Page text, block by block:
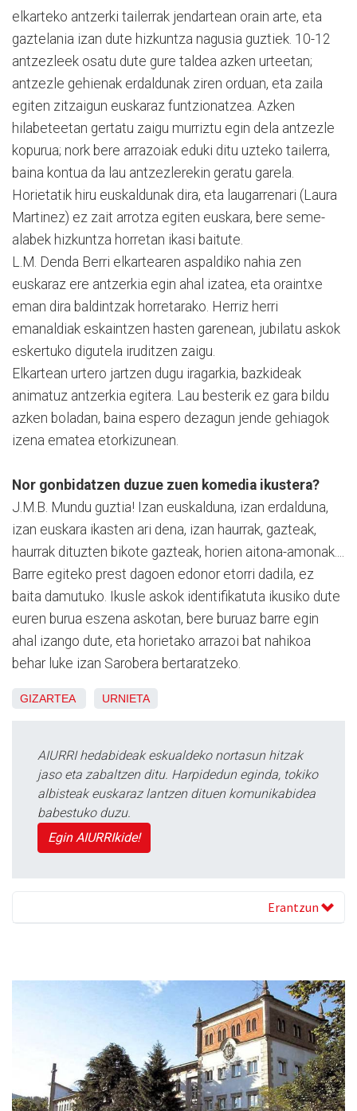
elkarteko antzerki tailerrak jendartean orain arte, eta
gaztelania izan dute hizkuntza nagusia guztiek. 10-12
antzezleek osatu dute gure taldea azken urteetan;
antzezle gehienak erdaldunak ziren orduan, eta zaila
egiten zitzaigun euskaraz funtzionatzea. Azken
hilabeteetan gertatu zaigu murriztu egin dela antzezle
kopurua; nork bere arrazoiak eduki ditu uzteko tailerra,
baina kontua da lau antzezlerekin geratu garela.
Horietatik hiru euskaldunak dira, eta laugarrenari (Laura
Martinez) ez zait arrotza egiten euskara, bere seme-
alabek hizkuntza horretan ikasi baitute.
L.M. Denda Berri elkartearen aspaldiko nahia zen
euskaraz ere antzerkia egin ahal izatea, eta oraintxe
eman dira baldintzak horretarako. Herriz herri
emanaldiak eskaintzen hasten garenean, jubilatu askok
eskertuko digutela iruditzen zaigu.
Elkartean urtero jartzen dugu iragarkia, bazkideak
animatuz antzerkia egitera. Lau besterik ez gara bildu
azken boladan, baina espero dezagun jende gehiagok
izena ematea etorkizunean.
Nor gonbidatzen duzue zuen komedia ikustera?
J.M.B. Mundu guztia! Izan euskalduna, izan erdalduna,
izan euskara ikasten ari dena, izan haurrak, gazteak,
haurrak dituzten bikote gazteak, horien aitona-amonak....
Barre egiteko prest dagoen edonor etorri dadila, ez
baita damutuko. Ikusle askok identifikatuta ikusiko dute
euren burua eszena askotan, bere buruaz barre egin
ahal izango dute, eta horietako arrazoi bat nahikoa
behar luke izan Sarobera bertaratzeko.
GIZARTEA URNIETA
AIURRI hedabideak eskualdeko nortasun hitzak
jaso eta zabaltzen ditu. Harpidedun eginda, tokiko
albisteak euskaraz lantzen dituen komunikabidea
babestuko duzu.
Egin AIURRIkide!
Erantzun